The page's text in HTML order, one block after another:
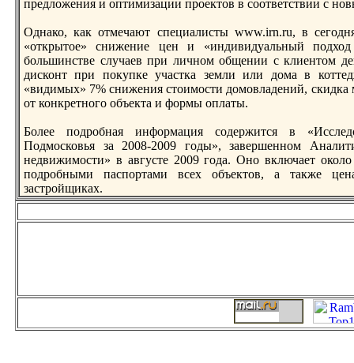
предложения и оптимизации проектов в соответствии с
Однако, как отмечают специалисты www.irn.ru, в
«открытое» снижение цен и «индивидуальный
большинстве случаев при личном общении с клиентом
дисконт при покупке участка земли или дома в
«видимых» 7% снижения стоимости домовладений, скидка
от конкретного объектa и формы оплаты.
Более подробная информация содержится в
Подмосковья за 2008-2009 годы», завершенном
недвижимости» в августе 2009 года. Оно включает
подробными паспортaми всех объектов, а тaкже
застройщиках.